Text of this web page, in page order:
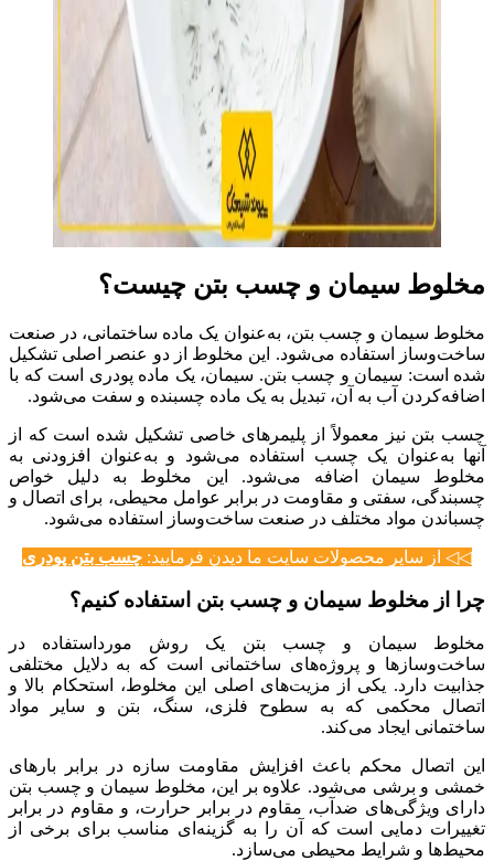
مخلوط سیمان و چسب بتن چیست؟
مخلوط سیمان و چسب بتن، به‌عنوان یک ماده ساختمانی، در صنعت
ساخت‌وساز استفاده می‌شود. این مخلوط از دو عنصر اصلی تشکیل
شده است: سیمان و چسب بتن. سیمان، یک ماده پودری است که با
اضافه‌کردن آب به آن، تبدیل به یک ماده چسبنده و سفت می‌شود.
چسب بتن نیز معمولاً از پلیمرهای خاصی تشکیل شده است که از
آنها به‌عنوان یک چسب استفاده می‌شود و به‌عنوان افزودنی به
مخلوط سیمان اضافه می‌شود. این مخلوط به دلیل خواص
چسبندگی، سفتی و مقاومت در برابر عوامل محیطی، برای اتصال و
چسباندن مواد مختلف در صنعت ساخت‌وساز استفاده می‌شود.
◁◁ از سایر محصولات سایت ما دیدن فرمایید: چسب بتن پودری
چرا از مخلوط سیمان و چسب بتن استفاده کنیم؟
مخلوط سیمان و چسب بتن یک روش مورداستفاده در
ساخت‌وسازها و پروژه‌های ساختمانی است که به دلایل مختلفی
جذابیت دارد. یکی از مزیت‌های اصلی این مخلوط، استحکام بالا و
اتصال محکمی که به سطوح فلزی، سنگ، بتن و سایر مواد
ساختمانی ایجاد می‌کند.
این اتصال محکم باعث افزایش مقاومت سازه در برابر بارهای
خمشی و برشی می‌شود. علاوه بر این، مخلوط سیمان و چسب بتن
دارای ویژگی‌های ضدآب، مقاوم در برابر حرارت، و مقاوم در برابر
تغییرات دمایی است که آن را به گزینه‌ای مناسب برای برخی از
محیط‌ها و شرایط محیطی می‌سازد.